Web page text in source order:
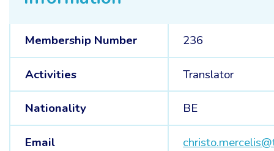
Membership Number 236
Activities Translator
Nationality BE
Email